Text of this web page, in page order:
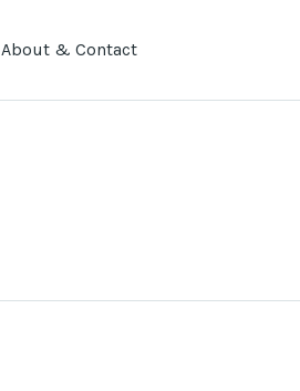
About & Contact